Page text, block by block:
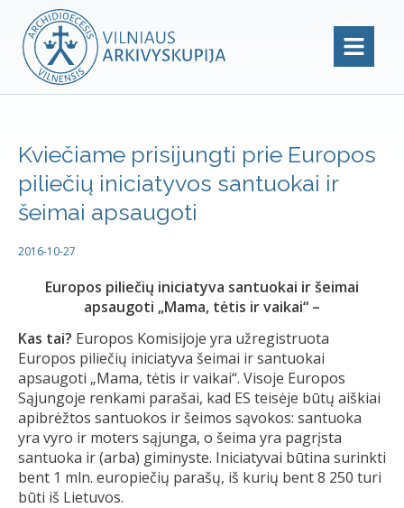
Kviečiame prisijungti prie Europos
piliečių iniciatyvos santuokai ir
šeimai apsaugoti
2016-10-27
Europos piliečių iniciatyva santuokai ir šeimai
apsaugoti „Mama, tėtis ir vaikai“ –
Kas tai? Europos Komisijoje yra užregistruota
Europos piliečių iniciatyva šeimai ir santuokai
apsaugoti „Mama, tėtis ir vaikai“. Visoje Europos
Sąjungoje renkami parašai, kad ES teisėje būtų aiškiai
apibrėžtos santuokos ir šeimos sąvokos: santuoka
yra vyro ir moters sąjunga, o šeima yra pagrįsta
santuoka ir (arba) giminyste. Iniciatyvai būtina surinkti
bent 1 mln. europiečių parašų, iš kurių bent 8 250 turi
būti iš Lietuvos.